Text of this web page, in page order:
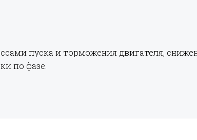
пуска и торможения двигателя,
по фазе.